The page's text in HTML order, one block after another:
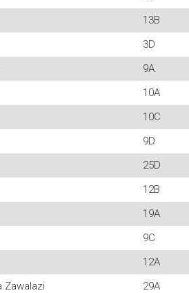
13B
3D
9A
10A
10C
9D
25D
12B
19A
9C
12A
Zawalazi
29A